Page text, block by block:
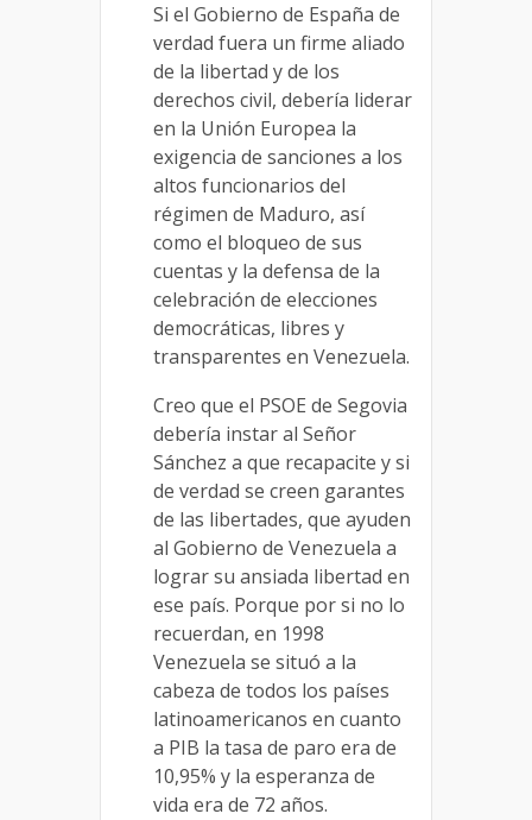
Si el Gobierno de España de
verdad fuera un firme aliado
de la libertad y de los
derechos civil, debería liderar
en la Unión Europea la
exigencia de sanciones a los
altos funcionarios del
régimen de Maduro, así
como el bloqueo de sus
cuentas y la defensa de la
celebración de elecciones
democráticas, libres y
transparentes en Venezuela.
Creo que el PSOE de Segovia
debería instar al Señor
Sánchez a que recapacite y si
de verdad se creen garantes
de las libertades, que ayuden
al Gobierno de Venezuela a
lograr su ansiada libertad en
ese país. Porque por si no lo
recuerdan, en 1998
Venezuela se situó a la
cabeza de todos los países
latinoamericanos en cuanto
a PIB la tasa de paro era de
10,95% y la esperanza de
vida era de 72 años.